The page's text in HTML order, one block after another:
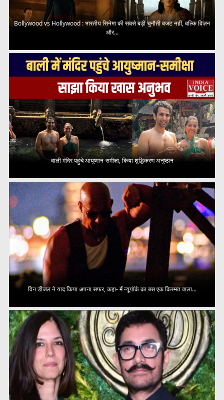
Bollywood vs Hollywood : भारतीय सिनेमा की सबसे बड़ी चुनौती बजट नहीं, बल्कि विज़न
और...
बाली मंदिर पहुंचे आयुष्मान-समीक्षा, किया शुद्धिकरण अनुष्ठान
विन डीजल ने याद किया अपना सफर, कहा- मैं न्यूयॉर्क का बस एक किस्मत वाला...